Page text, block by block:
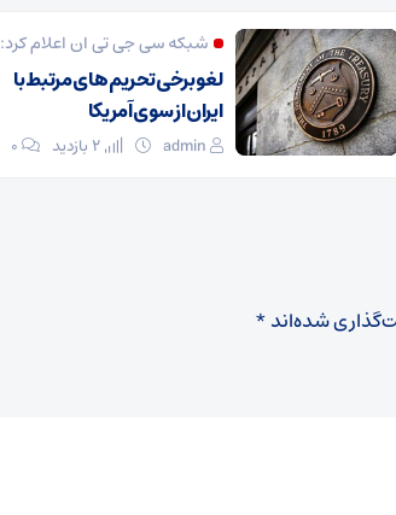
شبکه سی جی تی ان اعلام کرد:
لغو برخی تحریم های مرتبط با
ایران از سوی آمریکا
admin 2 بازدید ۰
شده‌اند*